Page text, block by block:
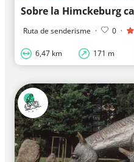
Ruta de senderisme · 0 ·
6,47 km 171 m